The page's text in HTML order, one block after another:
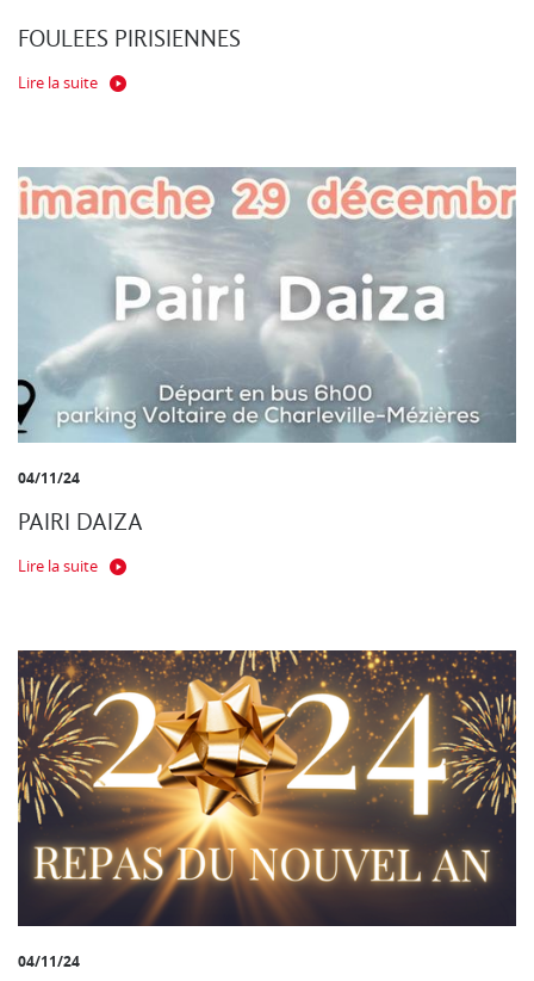
FOULEES PIRISIENNES
Lire la suite
04/11/24
PAIRI DAIZA
Lire la suite
04/11/24